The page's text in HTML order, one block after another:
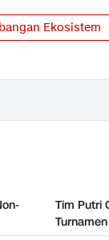
Ekosistem
Tim Putri